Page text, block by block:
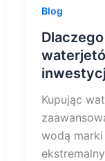
Blog
Kupując
wodą
bezpieczna